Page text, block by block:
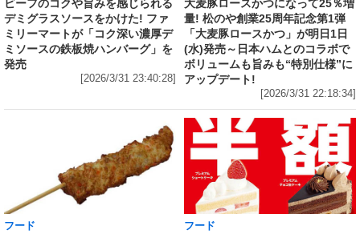
ビーフのコクや旨みを感じられる
デミグラスソースをかけた! ファ
ミリーマートが「コク深い濃厚デ
ミソースの鉄板焼ハンバーグ」を
発売
[2026/3/31 23:40:28]
大麦豚ロースかつになって25％増
量! 松のや創業25周年記念第1弾
「大麦豚ロースかつ」が明日1日
(水)発売～日本ハムとのコラボで
ボリュームも旨みも“特別仕様”に
アップデート!
[2026/3/31 22:18:34]
フード フード